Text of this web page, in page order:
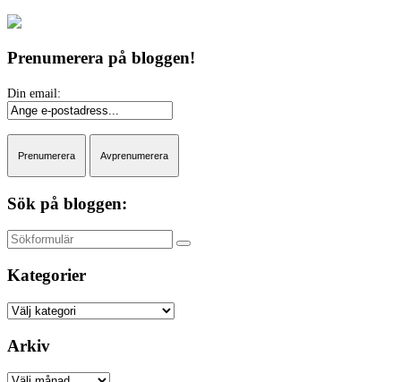
Prenumerera på bloggen!
Sök på bloggen:
Sök
Kategorier
Kategorier
Arkiv